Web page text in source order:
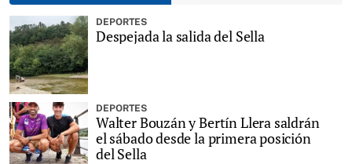
DEPORTES
Despejada la salida del Sella
DEPORTES
Walter Bouzán y Bertín Llera saldrán
el sábado desde la primera posición
del Sella